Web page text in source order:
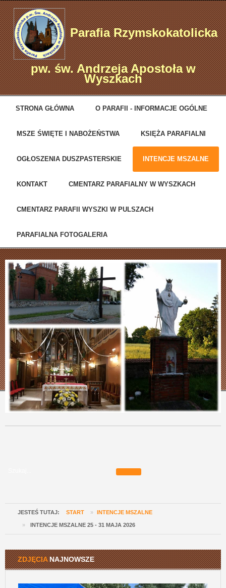
Parafia Rzymskokatolicka
pw. św. Andrzeja Apostoła w
Wyszkach
STRONA GŁÓWNA O PARAFII - INFORMACJE OGÓLNE
MSZE ŚWIĘTE I NABOŻEŃSTWA KSIĘŻA PARAFIALNI
OGŁOSZENIA DUSZPASTERSKIE INTENCJE MSZALNE
KONTAKT CMENTARZ PARAFIALNY W WYSZKACH
CMENTARZ PARAFII WYSZKI W PULSZACH
PARAFIALNA FOTOGALERIA
JESTEŚ TUTAJ: START » INTENCJE MSZALNE
» INTENCJE MSZALNE 25 - 31 MAJA 2026
ZDJĘCIANAJNOWSZE